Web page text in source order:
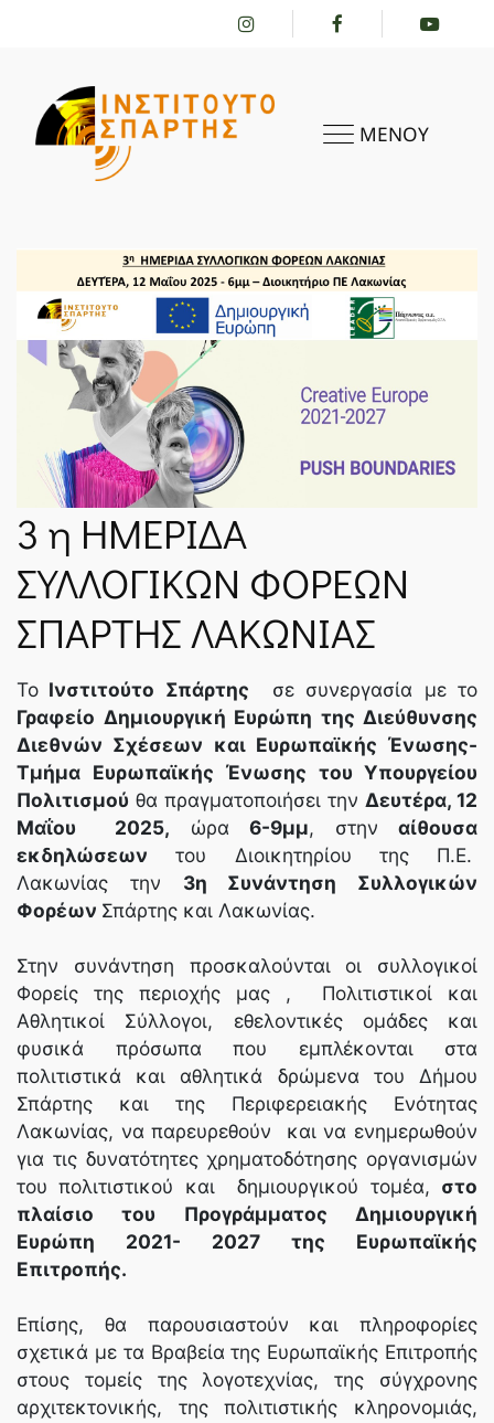
ΜΕΝΟΥ
ΑΡΧΙΚΗ
ΤΟ ΙΝΣΤΙΤΟΎΤΟ
ΔΡΑΣΤΗΡΙΌΤΗΤΕΣ
ΝΈΑ
SPARTANET
E-JOURNAL
3 η ΗΜΕΡΙΔΑ
ΣΥΛΛΟΓΙΚΩΝ ΦΟΡΕΩΝ
ΣΠΑΡΤΗΣ ΛΑΚΩΝΙΑΣ
Το Ινστιτούτο Σπάρτης σε συνεργασία με το
Γραφείο Δημιουργική Ευρώπη της Διεύθυνσης
Διεθνών Σχέσεων και Ευρωπαϊκής Ένωσης-
Τμήμα Ευρωπαϊκής Ένωσης του Υπουργείου
Πολιτισμού θα πραγματοποιήσει την Δευτέρα, 12
Μαΐου 2025, ώρα 6-9μμ, στην αίθουσα
εκδηλώσεων του Διοικητηρίου της Π.Ε.
Λακωνίας την 3η Συνάντηση Συλλογικών
Φορέων Σπάρτης και Λακωνίας.
Στην συνάντηση προσκαλούνται οι συλλογικοί
Φορείς της περιοχής μας , Πολιτιστικοί και
Αθλητικοί Σύλλογοι, εθελοντικές ομάδες και
φυσικά πρόσωπα που εμπλέκονται στα
πολιτιστικά και αθλητικά δρώμενα του Δήμου
Σπάρτης και της Περιφερειακής Ενότητας
Λακωνίας, να παρευρεθούν και να ενημερωθούν
για τις δυνατότητες χρηματοδότησης οργανισμών
του πολιτιστικού και δημιουργικού τομέα, στο
πλαίσιο του Προγράμματος Δημιουργική
Ευρώπη 2021- 2027 της Ευρωπαϊκής
Επιτροπής.
Επίσης, θα παρουσιαστούν και πληροφορίες
σχετικά με τα Βραβεία της Ευρωπαϊκής Επιτροπής
στους τομείς της λογοτεχνίας, της σύγχρονης
αρχιτεκτονικής, της πολιτιστικής κληρονομιάς,